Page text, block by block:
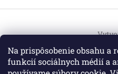
Na prispôsobenie obsahu a
funkcií sociálnych médií a
i
r
v
v
i
p
Copyright 2026HEMI